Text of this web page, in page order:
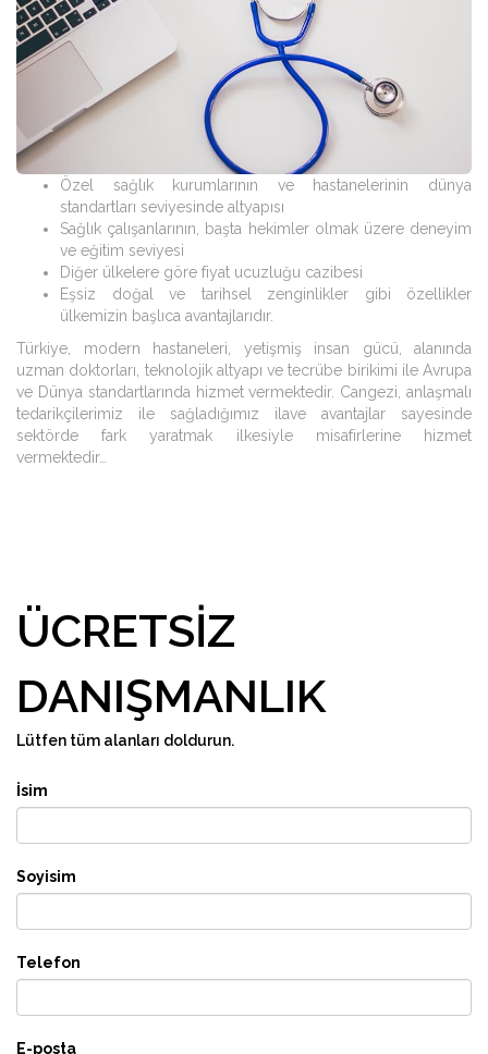
Özel sağlık kurumlarının ve hastanelerinin dünya
standartları seviyesinde altyapısı
Sağlık çalışanlarının, başta hekimler olmak üzere deneyim
ve eğitim seviyesi
Diğer ülkelere göre fiyat ucuzluğu cazibesi
Eşsiz doğal ve tarihsel zenginlikler gibi özellikler
ülkemizin başlıca avantajlarıdır.
Türkiye, modern hastaneleri, yetişmiş insan gücü, alanında
uzman doktorları, teknolojik altyapı ve tecrübe birikimi ile Avrupa
ve Dünya standartlarında hizmet vermektedir. Cangezi, anlaşmalı
tedarikçilerimiz ile sağladığımız ilave avantajlar sayesinde
sektörde fark yaratmak ilkesiyle misafirlerine hizmet
vermektedir…
ÜCRETSIZ
DANIŞMANLIK
Lütfen tüm alanları doldurun.
İsim
Soyisim
Telefon
E-posta